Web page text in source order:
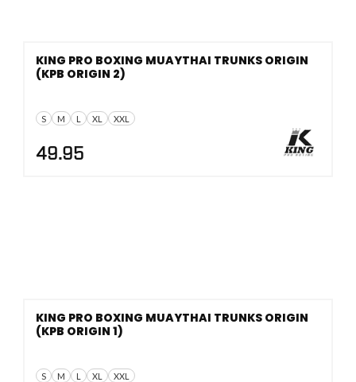
S M L XL XXL
KING PRO BOXING MUAYTHAI TRUNKS ORIGIN
(KPB ORIGIN 2)
49.95
S M L XL XXL
KING PRO BOXING MUAYTHAI TRUNKS ORIGIN
(KPB ORIGIN 1)